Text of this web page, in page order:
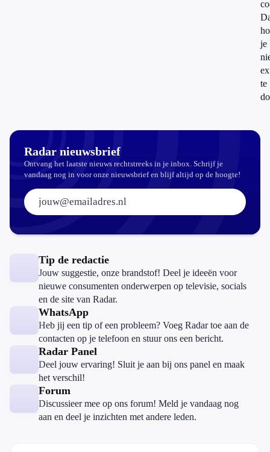
je
te
Radar nieuwsbrief
Ontvang het laatste nieuws rechtstreeks in je inbox. Schrijf je
vandaag nog in voor onze nieuwsbrief en blijf altijd op de hoogte!
E-mailadres:
Tip de redactie
Jouw suggestie, onze brandstof! Deel je ideeën voor
nieuwe consumenten onderwerpen op televisie, socials
en de site van Radar.
WhatsApp
Heb jij een tip of een probleem? Voeg Radar toe aan de
contacten op je telefoon en stuur ons een bericht.
Radar Panel
Deel jouw ervaring! Sluit je aan bij ons panel en maak
het verschil!
Forum
Discussieer mee op ons forum! Meld je vandaag nog
aan en deel je inzichten met andere leden.